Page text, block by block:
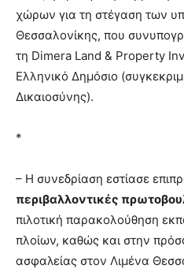
χώρων για τη στέγαση των
Θεσσαλονίκης, που
τη Dimera Land & Property
Ελληνικό Δημόσιο
Δικαιοσύνης).
*
– Η συνεδρίαση εστίασε
περιβαλλοντικές
πιλοτική παρακολούθηση
πλοίων, καθώς και στην
ασφαλείας στον Λιμένα